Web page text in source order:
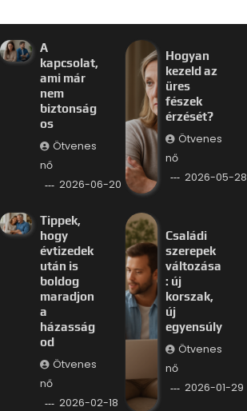
A
kapcsolat,
ami már
nem
biztonság
os
Ötvenes
nő
2026-06-20
Hogyan
kezeld az
üres
fészek
érzését?
Ötvenes
nő
2026-05-28
Tippek,
hogy
évtizedek
után is
boldog
maradjon
a
házasság
od
Ötvenes
nő
2026-02-18
Családi
szerepek
változása
: új
korszak,
új
egyensúly
Ötvenes
nő
2026-01-29